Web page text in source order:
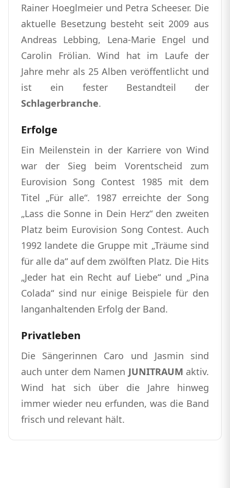
Rainer Hoeglmeier und Petra Scheeser. Die
aktuelle Besetzung besteht seit 2009 aus
Andreas Lebbing, Lena-Marie Engel und
Carolin Frölian. Wind hat im Laufe der
Jahre mehr als 25 Alben veröffentlicht und
ist ein fester Bestandteil der
Schlagerbranche.
Erfolge
Ein Meilenstein in der Karriere von Wind
war der Sieg beim Vorentscheid zum
Eurovision Song Contest 1985 mit dem
Titel „Für alle“. 1987 erreichte der Song
„Lass die Sonne in Dein Herz“ den zweiten
Platz beim Eurovision Song Contest. Auch
1992 landete die Gruppe mit „Träume sind
für alle da“ auf dem zwölften Platz. Die Hits
„Jeder hat ein Recht auf Liebe“ und „Pina
Colada“ sind nur einige Beispiele für den
langanhaltenden Erfolg der Band.
Privatleben
Die Sängerinnen Caro und Jasmin sind
auch unter dem Namen JUNITRAUM aktiv.
Wind hat sich über die Jahre hinweg
immer wieder neu erfunden, was die Band
frisch und relevant hält.